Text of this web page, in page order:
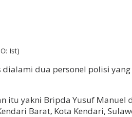
Ist)
dialami dua personel polisi
itu yakni Bripda Yusuf
Barat, Kota Kendari,